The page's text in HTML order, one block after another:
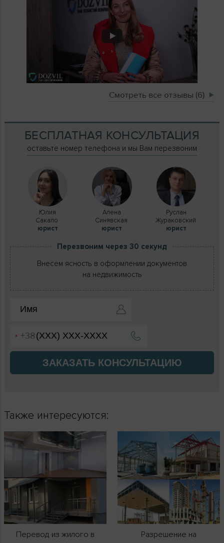
Смотреть все отзывы (6)
БЕСПЛАТНАЯ КОНСУЛЬТАЦИЯ
оставьте номер телефона и мы Вам перезвоним
Юлия
Сакало
юрист
Алена
Синявская
юрист
Руслан
Жураковский
юрист
Перезвоним через 30 секунд
Внесем ясность в оформлении документов
на недвижимость
ЗАКАЗАТЬ КОНСУЛЬТАЦИЮ
Также интересуются:
Перевод из жилого в
Разрешение на